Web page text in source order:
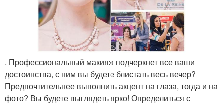
. Профессиональный макияж подчеркнет все ваши
достоинства, с ним вы будете блистать весь вечер?
Предпочтительнее выполнить акцент на глаза, тогда и на
фото? Вы будете выглядеть ярко! Определиться с